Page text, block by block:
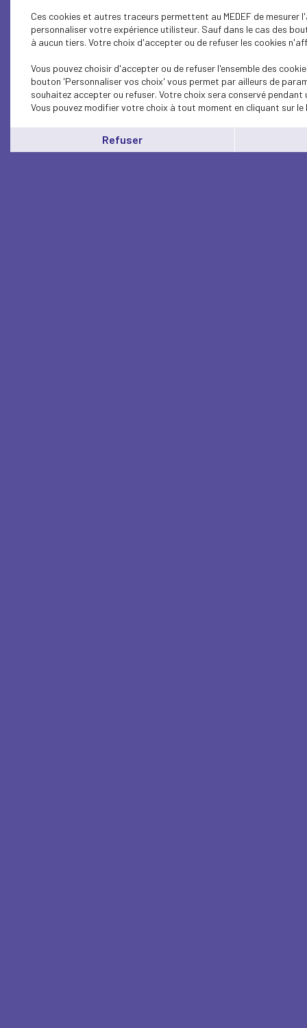
Ces cookies et autres traceurs permettent au MEDEF de
personnaliser votre expérience utilisteur. Sauf dans le cas des
à aucun tiers. Votre choix d'accepter ou de refuser les cookies
Vous pouvez choisir d'accepter ou de refuser l'ensemble des
bouton 'Personnaliser vos choix' vous permet par ailleurs de
souhaitez accepter ou refuser. Votre choix sera conservé pendant
Vous pouvez modifier votre choix à tout moment en cliquant sur le
Refuser